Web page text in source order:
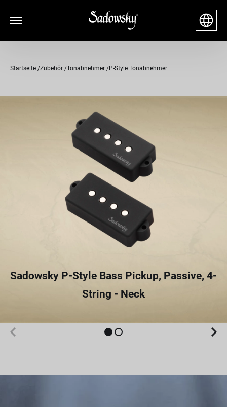
Startseite Zubehör Tonabnehmer P-Style Tonabnehmer
Sadowsky P-Style Bass Pickup, Passive, 4-
String - Neck